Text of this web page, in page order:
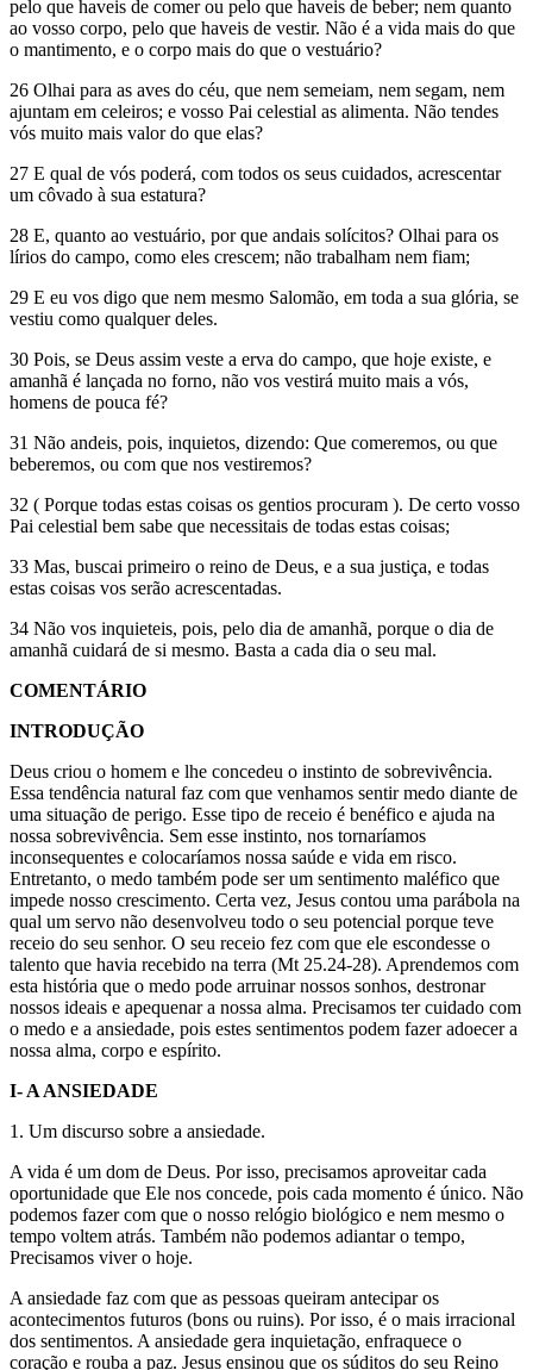
pelo que haveis de comer ou pelo que haveis de beber; nem quanto
ao vosso corpo, pelo que haveis de vestir. Não é a vida mais do que
o mantimento, e o corpo mais do que o vestuário?
26 Olhai para as aves do céu, que nem semeiam, nem segam, nem
ajuntam em celeiros; e vosso Pai celestial as alimenta. Não tendes
vós muito mais valor do que elas?
27 E qual de vós poderá, com todos os seus cuidados, acrescentar
um côvado à sua estatura?
28 E, quanto ao vestuário, por que andais solícitos? Olhai para os
lírios do campo, como eles crescem; não trabalham nem fiam;
29 E eu vos digo que nem mesmo Salomão, em toda a sua glória, se
vestiu como qualquer deles.
30 Pois, se Deus assim veste a erva do campo, que hoje existe, e
amanhã é lançada no forno, não vos vestirá muito mais a vós,
homens de pouca fé?
31 Não andeis, pois, inquietos, dizendo: Que comeremos, ou que
beberemos, ou com que nos vestiremos?
32 ( Porque todas estas coisas os gentios procuram ). De certo vosso
Pai celestial bem sabe que necessitais de todas estas coisas;
33 Mas, buscai primeiro o reino de Deus, e a sua justiça, e todas
estas coisas vos serão acrescentadas.
34 Não vos inquieteis, pois, pelo dia de amanhã, porque o dia de
amanhã cuidará de si mesmo. Basta a cada dia o seu mal.
COMENTÁRIO
INTRODUÇÃO
Deus criou o homem e lhe concedeu o instinto de sobrevivência.
Essa tendência natural faz com que venhamos sentir medo diante de
uma situação de perigo. Esse tipo de receio é benéfico e ajuda na
nossa sobrevivência. Sem esse instinto, nos tornaríamos
inconsequentes e colocaríamos nossa saúde e vida em risco.
Entretanto, o medo também pode ser um sentimento maléfico que
impede nosso crescimento. Certa vez, Jesus contou uma parábola na
qual um servo não desenvolveu todo o seu potencial porque teve
receio do seu senhor. O seu receio fez com que ele escondesse o
talento que havia recebido na terra (Mt 25.24-28). Aprendemos com
esta história que o medo pode arruinar nossos sonhos, destronar
nossos ideais e apequenar a nossa alma. Precisamos ter cuidado com
o medo e a ansiedade, pois estes sentimentos podem fazer adoecer a
nossa alma, corpo e espírito.
I- A ANSIEDADE
1. Um discurso sobre a ansiedade.
A vida é um dom de Deus. Por isso, precisamos aproveitar cada
oportunidade que Ele nos concede, pois cada momento é único. Não
podemos fazer com que o nosso relógio biológico e nem mesmo o
tempo voltem atrás. Também não podemos adiantar o tempo,
Precisamos viver o hoje.
A ansiedade faz com que as pessoas queiram antecipar os
acontecimentos futuros (bons ou ruins). Por isso, é o mais irracional
dos sentimentos. A ansiedade gera inquietação, enfraquece o
coração e rouba a paz. Jesus ensinou que os súditos do seu Reino